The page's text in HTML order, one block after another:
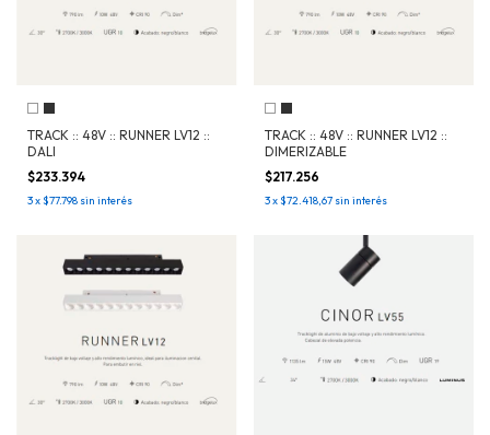
TRACK :: 48V :: RUNNER LV12 ::
DALI
$233.394
3x$77.798 sin interés
TRACK :: 48V :: RUNNER LV12 ::
DIMERIZABLE
$217.256
3x$72.418,67 sin interés